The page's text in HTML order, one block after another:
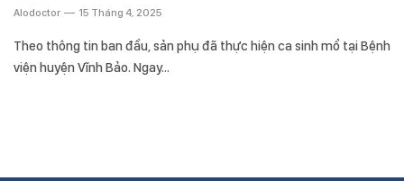
Alodoctor 15 Tháng 4, 2025
Theo thông tin ban đầu, sản phụ đã thực hiện ca sinh mổ tại Bệnh
viện huyện Vĩnh Bảo. Ngay…